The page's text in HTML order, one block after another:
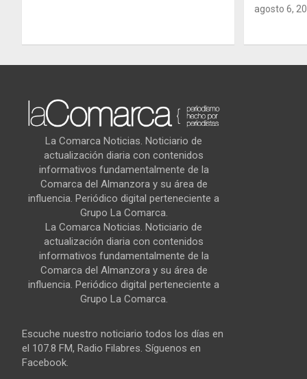
agosto 6,
La Comarca Noticias. Noticiario de
actualización diaria con contenidos
informativos fundamentalmente de la
Comarca del Almanzora y su área de
influencia. Periódico digital perteneciente a
Grupo La Comarca.
La Comarca Noticias. Noticiario de
actualización diaria con contenidos
informativos fundamentalmente de la
Comarca del Almanzora y su área de
influencia. Periódico digital perteneciente a
Grupo La Comarca.
Escuche nuestro noticiario todos los días en
el 107.8 FM, Radio Filabres. Síguenos en
Facebook.